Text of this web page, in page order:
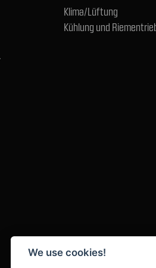
Klima/Lüftung
Kühlung und
We use cookies!